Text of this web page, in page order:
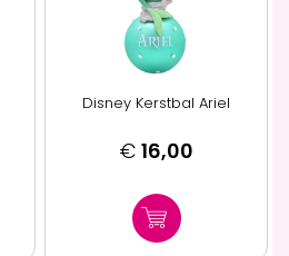
Disney Kerstbal Ariel
€ 16,00